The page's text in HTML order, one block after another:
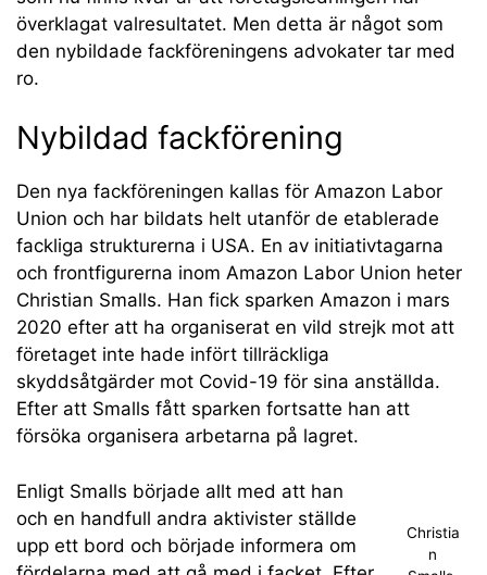
överklagat valresultatet. Men detta är något som
den nybildade fackföreningens advokater tar med
ro.
Nybildad fackförening
Den nya fackföreningen kallas för Amazon Labor
Union och har bildats helt utanför de etablerade
fackliga strukturerna i USA. En av initiativtagarna
och frontfigurerna inom Amazon Labor Union heter
Christian Smalls. Han fick sparken Amazon i mars
2020 efter att ha organiserat en vild strejk mot att
företaget inte hade infört tillräckliga
skyddsåtgärder mot Covid-19 för sina anställda.
Efter att Smalls fått sparken fortsatte han att
försöka organisera arbetarna på lagret.
Christia
n
Enligt Smalls började allt med att han
och en handfull andra aktivister ställde
upp ett bord och började informera om